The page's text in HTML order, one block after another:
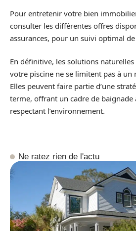
Pour entretenir votre bien
consulter les différentes offres
assurances, pour un suivi optimal
En définitive, les solutions naturelles
votre piscine ne se limitent pas à un
Elles peuvent faire partie d’une
terme, offrant un cadre de baignade
respectant l’environnement.
Ne ratez rien de l'actu